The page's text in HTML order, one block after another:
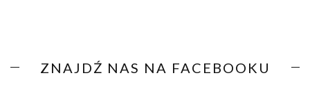
ZNAJDŹ NAS NA FACEBOOKU